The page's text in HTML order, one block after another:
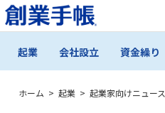
起業 会社設立 資金繰り
ホーム > 起業 > 起業家向けニュース